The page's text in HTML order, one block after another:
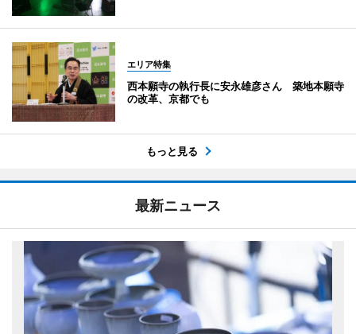
エリア特集
西本願寺の執行長に安永雄彦さん 築地本願寺
の改革、京都でも
もっと見る
最新ニュース